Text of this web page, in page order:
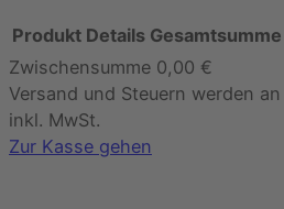
Produkte
im
Warenkorb
Produkt Details Gesamtsumme
Zwischensumme 0,00 €
Versand und Steuern werden
inkl. MwSt.
Zur Kasse gehen